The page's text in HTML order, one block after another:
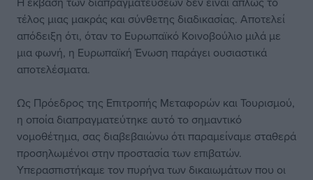
τέλος μιας μακράς και σύνθετης διαδικασίας. Αποτελεί
απόδειξη ότι, όταν το Ευρωπαϊκό Κοινοβούλιο μιλά με
μια φωνή, η Ευρωπαϊκή Ένωση παράγει ουσιαστικά
αποτελέσματα.
Ως Πρόεδρος της Επιτροπής Μεταφορών και Τουρισμού,
η οποία διαπραγματεύτηκε αυτό το σημαντικό
νομοθέτημα, σας διαβεβαιώνω ότι παραμείναμε σταθερά
προσηλωμένοι στην προστασία των επιβατών.
Υπερασπιστήκαμε τον πυρήνα των δικαιωμάτων που οι